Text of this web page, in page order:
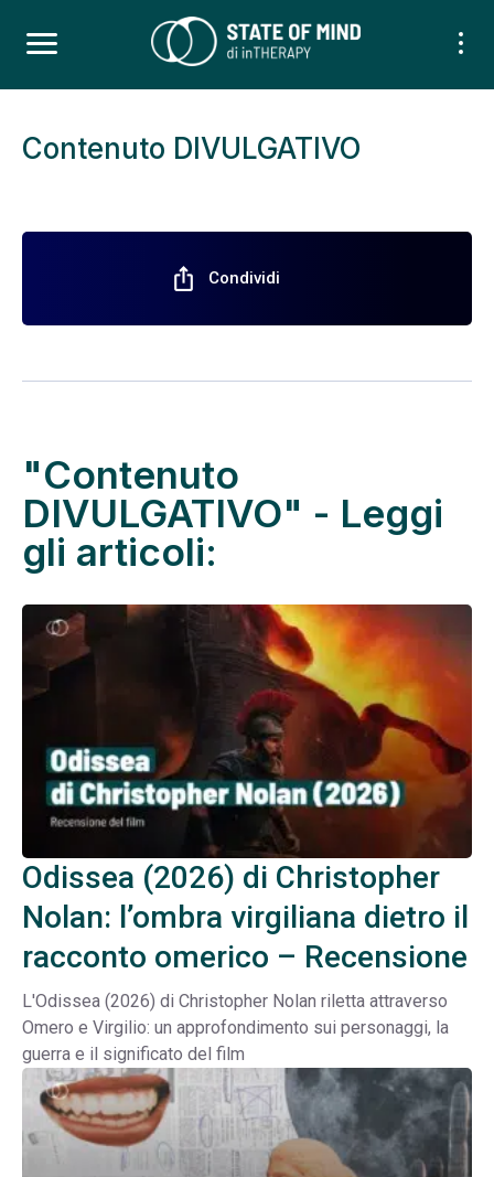
Contenuto DIVULGATIVO
ios_share Condividi
"Contenuto
DIVULGATIVO" - Leggi
gli articoli:
Odissea (2026) di Christopher
Nolan: l’ombra virgiliana dietro il
racconto omerico – Recensione
L'Odissea (2026) di Christopher Nolan riletta attraverso
Omero e Virgilio: un approfondimento sui personaggi, la
guerra e il significato del film